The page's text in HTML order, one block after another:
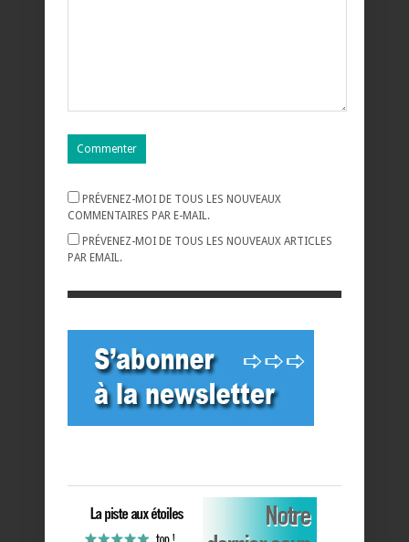
PRÉVENEZ-MOI DE TOUS LES NOUVEAUX
COMMENTAIRES PAR E-MAIL.
PRÉVENEZ-MOI DE TOUS LES NOUVEAUX ARTICLES
PAR EMAIL.